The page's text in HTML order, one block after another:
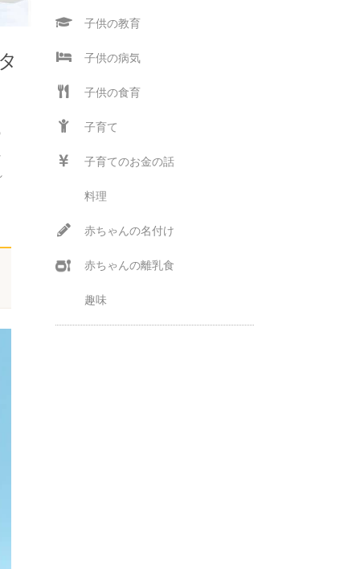
子供の教育
子供の病気
子供の食育
子育て
子育てのお金の話
料理
赤ちゃんの名付け
赤ちゃんの離乳食
趣味